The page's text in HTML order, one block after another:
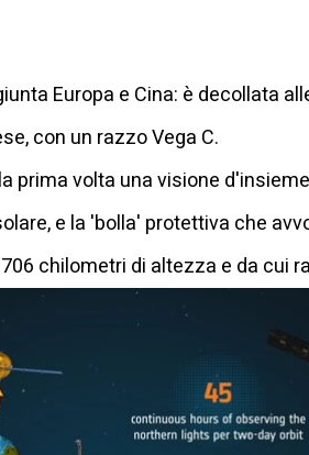
Europa e Cina: è decollata
con un razzo Vega C.
prima volta una visione
e la 'bolla' protettiva che
chilometri di altezza e da cui